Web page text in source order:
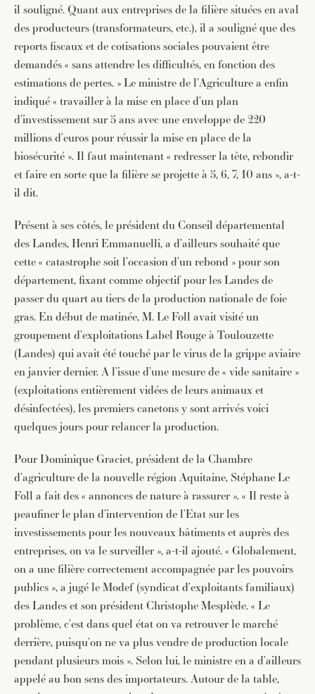
il souligné. Quant aux entreprises de la filière situées en aval
des producteurs (transformateurs, etc.), il a souligné que des
reports fiscaux et de cotisations sociales pouvaient être
demandés « sans attendre les difficultés, en fonction des
estimations de pertes. » Le ministre de l’Agriculture a enfin
indiqué « travailler à la mise en place d’un plan
d’investissement sur 5 ans avec une enveloppe de 220
millions d’euros pour réussir la mise en place de la
biosécurité ». Il faut maintenant « redresser la tête, rebondir
et faire en sorte que la filière se projette à 5, 6, 7, 10 ans », a-t-
il dit.
Présent à ses côtés, le président du Conseil départemental
des Landes, Henri Emmanuelli, a d’ailleurs souhaité que
cette « catastrophe soit l’occasion d’un rebond » pour son
département, fixant comme objectif pour les Landes de
passer du quart au tiers de la production nationale de foie
gras. En début de matinée, M. Le Foll avait visité un
groupement d’exploitations Label Rouge à Toulouzette
(Landes) qui avait été touché par le virus de la grippe aviaire
en janvier dernier. A l’issue d’une mesure de « vide sanitaire »
(exploitations entièrement vidées de leurs animaux et
désinfectées), les premiers canetons y sont arrivés voici
quelques jours pour relancer la production.
Pour Dominique Graciet, président de la Chambre
d’agriculture de la nouvelle région Aquitaine, Stéphane Le
Foll a fait des « annonces de nature à rassurer ». « Il reste à
peaufiner le plan d’intervention de l’Etat sur les
investissements pour les nouveaux bâtiments et auprès des
entreprises, on va le surveiller », a-t-il ajouté. « Globalement,
on a une filière correctement accompagnée par les pouvoirs
publics », a jugé le Modef (syndicat d’exploitants familiaux)
des Landes et son président Christophe Mesplède. « Le
problème, c’est dans quel état on va retrouver le marché
derrière, puisqu’on ne va plus vendre de production locale
pendant plusieurs mois ». Selon lui, le ministre en a d’ailleurs
appelé au bon sens des importateurs. Autour de la table,